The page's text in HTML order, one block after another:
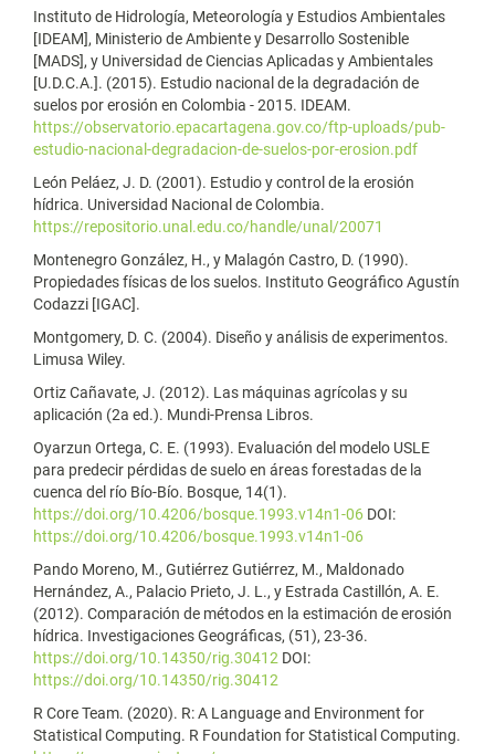
Instituto de Hidrología, Meteorología y Estudios Ambientales
[IDEAM], Ministerio de Ambiente y Desarrollo Sostenible
[MADS], y Universidad de Ciencias Aplicadas y Ambientales
[U.D.C.A.]. (2015). Estudio nacional de la degradación de
suelos por erosión en Colombia - 2015. IDEAM.
https://observatorio.epacartagena.gov.co/ftp-uploads/pub-
estudio-nacional-degradacion-de-suelos-por-erosion.pdf
León Peláez, J. D. (2001). Estudio y control de la erosión
hídrica. Universidad Nacional de Colombia.
https://repositorio.unal.edu.co/handle/unal/20071
Montenegro González, H., y Malagón Castro, D. (1990).
Propiedades físicas de los suelos. Instituto Geográfico Agustín
Codazzi [IGAC].
Montgomery, D. C. (2004). Diseño y análisis de experimentos.
Limusa Wiley.
Ortiz Cañavate, J. (2012). Las máquinas agrícolas y su
aplicación (2a ed.). Mundi-Prensa Libros.
Oyarzun Ortega, C. E. (1993). Evaluación del modelo USLE
para predecir pérdidas de suelo en áreas forestadas de la
cuenca del río Bío-Bío. Bosque, 14(1).
https://doi.org/10.4206/bosque.1993.v14n1-06 DOI:
https://doi.org/10.4206/bosque.1993.v14n1-06
Pando Moreno, M., Gutiérrez Gutiérrez, M., Maldonado
Hernández, A., Palacio Prieto, J. L., y Estrada Castillón, A. E.
(2012). Comparación de métodos en la estimación de erosión
hídrica. Investigaciones Geográficas, (51), 23-36.
https://doi.org/10.14350/rig.30412 DOI:
https://doi.org/10.14350/rig.30412
R Core Team. (2020). R: A Language and Environment for
Statistical Computing. R Foundation for Statistical Computing.